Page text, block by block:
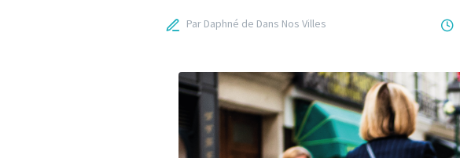
Par Daphné de Dans Nos Villes